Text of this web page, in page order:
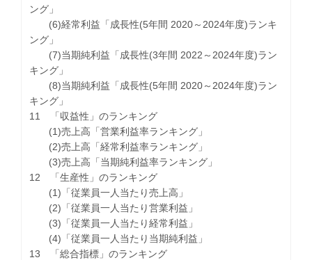
ング」
(6)経常利益「成長性(5年間 2020～2024年度)ランキ
ング」
(7)当期純利益「成長性(3年間 2022～2024年度)ラン
キング」
(8)当期純利益「成長性(5年間 2020～2024年度)ラン
キング」
11 「収益性」のランキング
(1)売上高「営業利益率ランキング」
(2)売上高「経常利益率ランキング」
(3)売上高「当期純利益率ランキング」
12 「生産性」のランキング
(1)「従業員一人当たり売上高」
(2)「従業員一人当たり営業利益」
(3)「従業員一人当たり経常利益」
(4)「従業員一人当たり当期純利益」
13 「総合指標」のランキング